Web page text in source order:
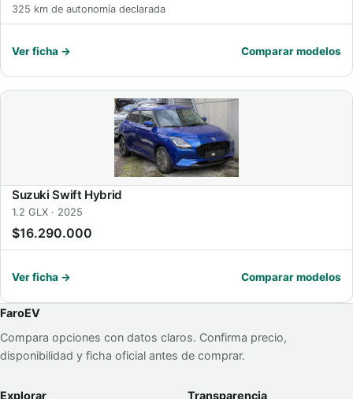
325 km de autonomía declarada
Ver ficha → Comparar modelos
Suzuki Swift Hybrid
1.2 GLX · 2025
$16.290.000
Ver ficha → Comparar modelos
FaroEV
Compara opciones con datos claros. Confirma precio,
disponibilidad y ficha oficial antes de comprar.
Explorar Transparencia